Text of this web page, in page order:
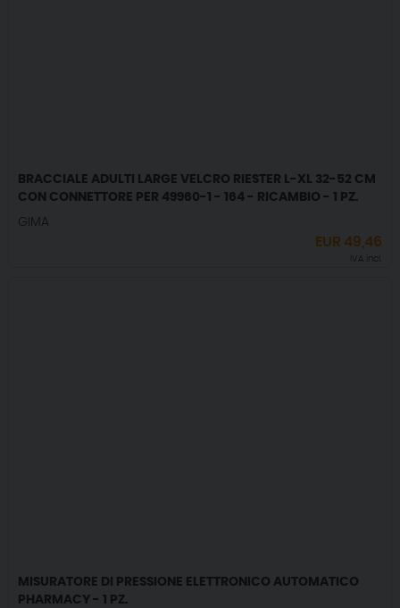
BRACCIALE ADULTI LARGE VELCRO RIESTER L-XL 32-52 CM
CON CONNETTORE PER 49960-1 - 164 - RICAMBIO - 1 PZ.
GIMA
EUR 49,46
IVA incl.
MISURATORE DI PRESSIONE ELETTRONICO AUTOMATICO
PHARMACY - 1 PZ.